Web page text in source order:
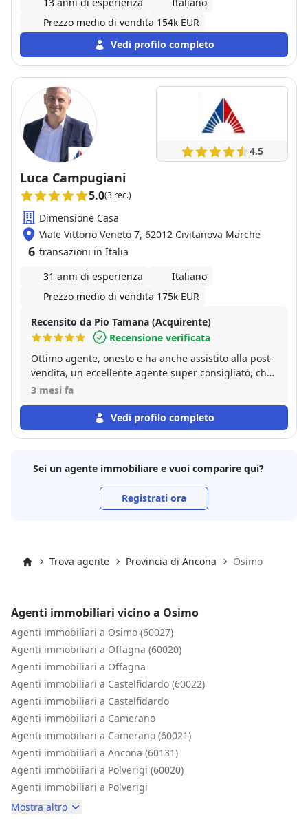
Prezzo medio di vendita 154k EUR
Vedi profilo completo
4.5
Luca Campugiani
5.0(3 rec.)
Dimensione Casa
Viale Vittorio Veneto 7, 62012 Civitanova Marche
6 transazioni in Italia
31 anni di esperienza
Italiano
Prezzo medio di vendita 175k EUR
Recensito da Pio Tamana (Acquirente)
Recensione verificata
Ottimo agente, onesto e ha anche assistito alla post-
vendita, un eccellente agente super consigliato, che
si prende cura del proprio cliente fino all atto
3 mesi fa
Vedi profilo completo
Sei un agente immobiliare e vuoi comparire qui?
Registrati ora
Trova agente Provincia di Ancona Osimo
Agenti immobiliari vicino a Osimo
Agenti immobiliari a Osimo (60027)
Agenti immobiliari a Offagna (60020)
Agenti immobiliari a Offagna
Agenti immobiliari a Castelfidardo (60022)
Agenti immobiliari a Castelfidardo
Agenti immobiliari a Camerano
Agenti immobiliari a Camerano (60021)
Agenti immobiliari a Ancona (60131)
Agenti immobiliari a Polverigi (60020)
Agenti immobiliari a Polverigi
Mostra altro